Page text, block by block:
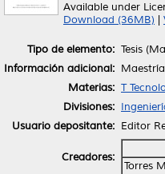
Available under
Download (36MB)
Tipo de elemento: Tesis
Información adicional:
Materias: T
Divisiones:
Usuario depositante: Editor
Creadores:
Torres